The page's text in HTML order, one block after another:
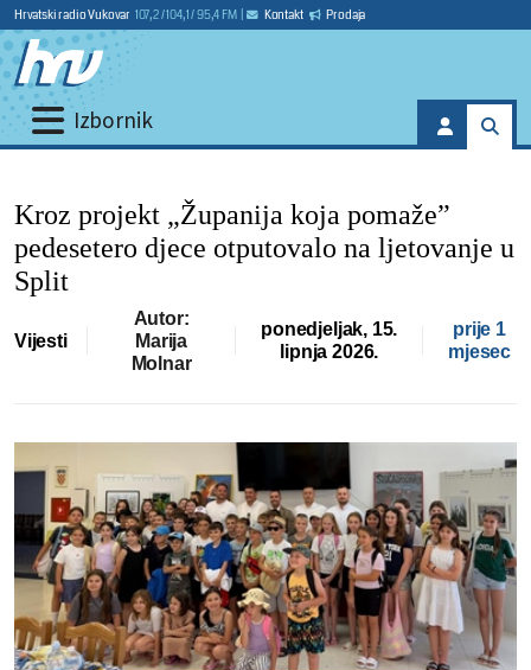
Hrvatski radio Vukovar 107,2 / 104,1 / 95,4 FM Kontakt Prodaja
Izbornik
Kroz projekt „Županija koja pomaže”
pedesetero djece otputovalo na ljetovanje u
Split
Vijesti
Autor:
Marija
Molnar
ponedjeljak, 15.
lipnja 2026.
prije 1
mjesec